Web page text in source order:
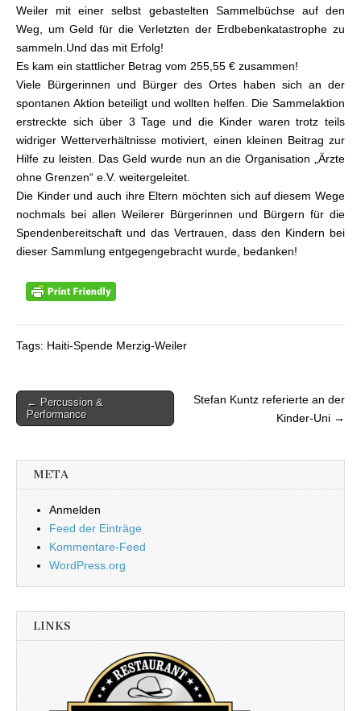
Weiler mit einer selbst gebastelten Sammelbüchse auf den
Weg, um Geld für die Verletzten der Erdbebenkatastrophe zu
sammeln.Und das mit Erfolg!
Es kam ein stattlicher Betrag vom 255,55 € zusammen!
Viele Bürgerinnen und Bürger des Ortes haben sich an der
spontanen Aktion beteiligt und wollten helfen. Die Sammelaktion
erstreckte sich über 3 Tage und die Kinder waren trotz teils
widriger Wetterverhältnisse motiviert, einen kleinen Beitrag zur
Hilfe zu leisten. Das Geld wurde nun an die Organisation „Ärzte
ohne Grenzen“ e.V. weitergeleitet.
Die Kinder und auch ihre Eltern möchten sich auf diesem Wege
nochmals bei allen Weilerer Bürgerinnen und Bürgern für die
Spendenbereitschaft und das Vertrauen, dass den Kindern bei
dieser Sammlung entgegengebracht wurde, bedanken!
Tags: Haiti-Spende Merzig-Weiler
Beitragsnavigation
← Percussion &
Performance
Stefan Kuntz referierte an der
Kinder-Uni →
META
Anmelden
Feed der Einträge
Kommentare-Feed
WordPress.org
LINKS